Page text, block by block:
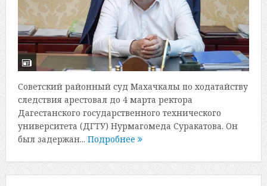
Советский районный суд Махачкалы по ходатайству
следствия арестовал до 4 марта ректора
Дагестанского государственного технического
университета (ДГТУ) Нурмагомеда Суракатова. Он
был задержан... Подробнее